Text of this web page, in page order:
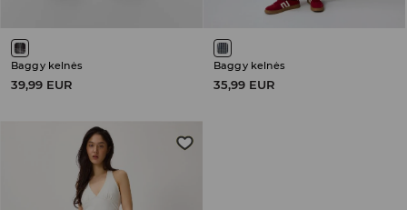
Baggy kelnės
39,99 EUR
Baggy kelnės
35,99 EUR